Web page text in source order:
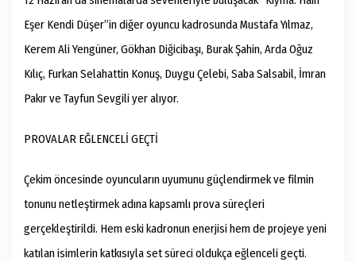
Eşer Kendi Düşer”in diğer oyuncu kadrosunda Mustafa Yılmaz,
Kerem Ali Yengüner, Gökhan Diğicibaşı, Burak Şahin, Arda Oğuz
Kılıç, Furkan Selahattin Konuş, Duygu Çelebi, Saba Salsabil, İmran
Pakır ve Tayfun Sevgili yer alıyor.
PROVALAR EĞLENCELİ GEÇTİ
Çekim öncesinde oyuncuların uyumunu güçlendirmek ve filmin
tonunu netleştirmek adına kapsamlı prova süreçleri
gerçekleştirildi. Hem eski kadronun enerjisi hem de projeye yeni
katılan isimlerin katkısıyla set süreci oldukça eğlenceli geçti.